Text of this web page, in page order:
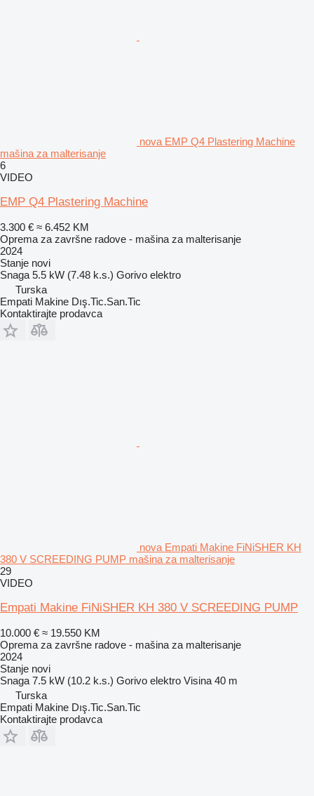
nova EMP Q4 Plastering Machine
mašina za malterisanje
6
VIDEO
EMP Q4 Plastering Machine
3.300 € ≈ 6.452 KM
Oprema za završne radove - mašina za malterisanje
2024
Stanje novi
Snaga 5.5 kW (7.48 k.s.) Gorivo elektro
Turska
Empati Makine Dış.Tic.San.Tic
Kontaktirajte prodavca
nova Empati Makine FiNiSHER KH
380 V SCREEDING PUMP mašina za malterisanje
29
VIDEO
Empati Makine FiNiSHER KH 380 V SCREEDING PUMP
10.000 € ≈ 19.550 KM
Oprema za završne radove - mašina za malterisanje
2024
Stanje novi
Snaga 7.5 kW (10.2 k.s.) Gorivo elektro Visina 40 m
Turska
Empati Makine Dış.Tic.San.Tic
Kontaktirajte prodavca